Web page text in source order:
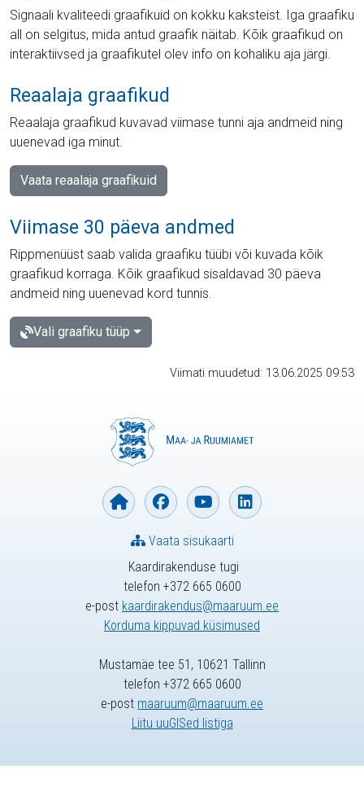
Signaali kvaliteedi graafikuid on kokku kaksteist. Iga graafiku
all on selgitus, mida antud graafik näitab. Kõik graafikud on
interaktiivsed ja graafikutel olev info on kohaliku aja järgi.
Reaalaja graafikud
Reaalaja graafikud kuvavad viimase tunni aja andmeid ning
uuenevad iga minut.
Vaata reaalaja graafikuid
Viimase 30 päeva andmed
Rippmenüüst saab valida graafiku tüübi või kuvada kõik
graafikud korraga. Kõik graafikud sisaldavad 30 päeva
andmeid ning uuenevad kord tunnis.
Vali graafiku tüüp
Viimati muudetud: 13.06.2025 09:53
Kaardirakenduse tugi
telefon +372 665 0600
e-post kaardirakendus@maaruum.ee
Korduma kippuvad küsimused
Vaata sisukaarti
Mustamäe tee 51, 10621 Tallinn
telefon +372 665 0600
e-post maaruum@maaruum.ee
Liitu uuGISed listiga